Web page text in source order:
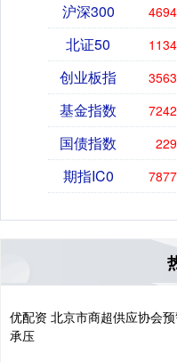
沪深300
北证50
创业板指
基金指数
国债指数
期指IC0
优配资 北京市商超供应协会
承压